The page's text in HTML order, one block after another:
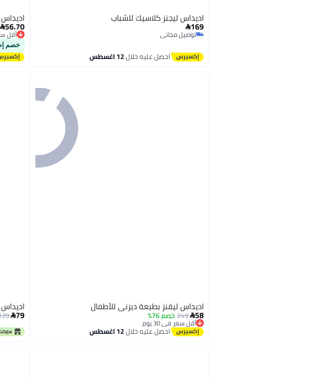
اديداس ليجنز كلاسيك للشباب
169
توصيل مجاني
توصيل مجاني
احصل عليه خلال12 اغسطس
56.70
أقل
أقل
خصم
اديداس ليقنز بطبعة ديزني للأطفال
58
249 خصم 76%
أقل سعر في 30 يوم
توصيل مجاني
أقل سعر في 30 يوماحصل عليه خلال12 اغسطس
79